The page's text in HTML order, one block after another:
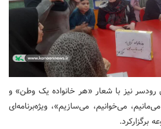
نیز با شعار «هر خانواده یک وطن» و
می‌خوانیم، می‌سازیم»، ویژه‌برنامه‌ای